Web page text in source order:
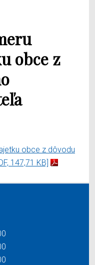
obce z
obce z dôvodu
147,71 KB]